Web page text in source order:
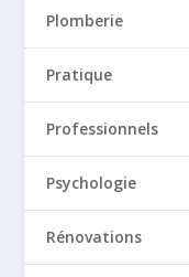
Plomberie
Pratique
Professionnels
Psychologie
Rénovations